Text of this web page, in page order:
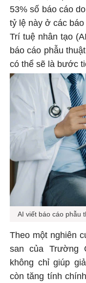
53% số báo cáo
tỷ lệ này ở các báo
Trí tuệ nhân tạo
báo cáo phẫu
có thể sẽ là bước
AI viết báo cáo phẫu
Theo một nghiên
san của Trường
không chỉ giúp
còn tăng tính